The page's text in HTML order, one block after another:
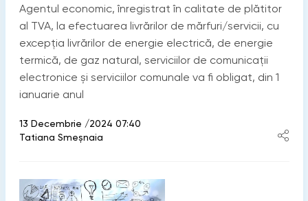
Agentul economic, înregistrat în calitate de plătitor
al TVA, la efectuarea livrărilor de mărfuri/servicii, cu
excepția livrărilor de energie electrică, de energie
termică, de gaz natural, serviciilor de comunicații
electronice şi serviciilor comunale va fi obligat, din 1
ianuarie anul
13 Decembrie /2024 07:40
Tatiana Smeșnaia